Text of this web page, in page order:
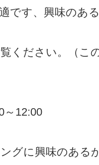
です、興味のあ
ください。（こ
12:00
グに興味のある